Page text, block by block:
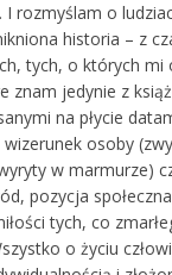
I rozmyślam o
historia – z
tych, o których mi
znam jedynie z
na płycie
osoby
w marmurze)
pozycja
tych, co
o życiu